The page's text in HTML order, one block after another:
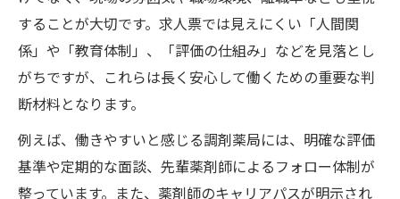
することが大切です。求人票では見えにくい「人間関
係」や「教育体制」、「評価の仕組み」などを見落とし
がちですが、これらは長く安心して働くための重要な判
断材料となります。
例えば、働きやすいと感じる調剤薬局には、明確な評価
基準や定期的な面談、先輩薬剤師によるフォロー体制が
整っています。また、薬剤師のキャリアパスが明示され